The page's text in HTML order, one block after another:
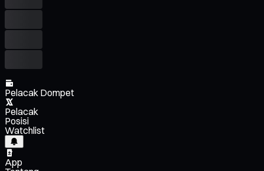
Pelacak Dompet
Pelacak
Posisi
Watchlist
App